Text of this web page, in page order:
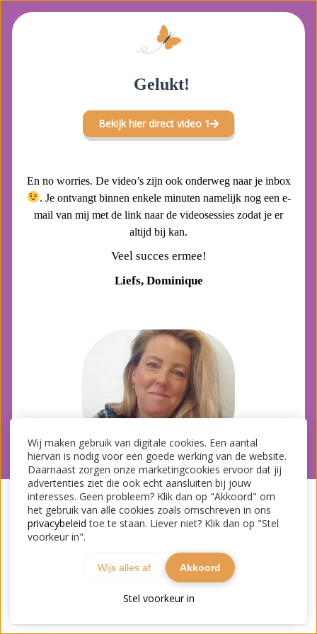
Gelukt!
Bekijk hier direct video 1
En no worries. De video’s zijn ook onderweg naar je inbox
. Je ontvangt binnen enkele minuten namelijk nog een e-
mail van mij met de link naar de videosessies zodat je er
altijd bij kan.
Veel succes ermee!
Liefs, Dominique
Wij maken gebruik van digitale cookies. Een aantal
hiervan is nodig voor een goede werking van de website.
Daarnaast zorgen onze marketingcookies ervoor dat jij
advertenties ziet die ook echt aansluiten bij jouw
interesses. Geen probleem? Klik dan op "Akkoord" om
het gebruik van alle cookies zoals omschreven in ons
privacybeleid toe te staan. Liever niet? Klik dan op "Stel
voorkeur in".
Stel voorkeur in
Wijs alles af Akkoord